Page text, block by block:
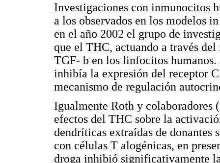
Investigaciones con inmunocitos
a los observados en los modelos
en el año 2002 el grupo de
que el THC, actuando a través
TGF- b en los linfocitos humanos.
inhibía la expresión del receptor
mecanismo de regulación
Igualmente Roth y colaboradores
efectos del THC sobre la
dendríticas extraídas de donantes
con células T alogénicas, en
droga inhibió significativamente